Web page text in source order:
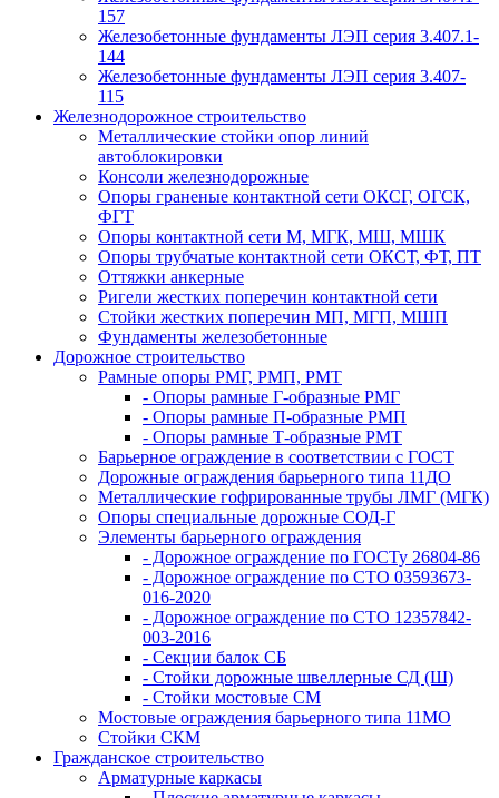
157
Железобетонные фундаменты ЛЭП серия 3.407.1-
144
Железобетонные фундаменты ЛЭП серия 3.407-
115
Железнодорожное строительство
Металлические стойки опор линий
автоблокировки
Консоли железнодорожные
Опоры граненые контактной сети ОКСГ, ОГСК,
ФГТ
Опоры контактной сети М, МГК, МШ, МШК
Опоры трубчатые контактной сети ОКСТ, ФТ, ПТ
Оттяжки анкерные
Ригели жестких поперечин контактной сети
Стойки жестких поперечин МП, МГП, МШП
Фундаменты железобетонные
Дорожное строительство
Рамные опоры РМГ, РМП, РМТ
- Опоры рамные Г-образные РМГ
- Опоры рамные П-образные РМП
- Опоры рамные Т-образные РМТ
Барьерное ограждение в соответствии с ГОСТ
Дорожные ограждения барьерного типа 11ДО
Металлические гофрированные трубы ЛМГ (МГК)
Опоры специальные дорожные СОД-Г
Элементы барьерного ограждения
- Дорожное ограждение по ГОСТу 26804-86
- Дорожное ограждение по СТО 03593673-
016-2020
- Дорожное ограждение по СТО 12357842-
003-2016
- Секции балок СБ
- Стойки дорожные швеллерные СД (Ш)
- Стойки мостовые СМ
Мостовые ограждения барьерного типа 11МО
Стойки СКМ
Гражданское строительство
Арматурные каркасы